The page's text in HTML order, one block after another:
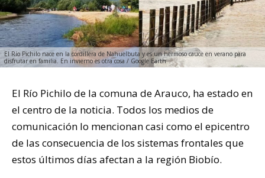
El Río Pichilo nace en la cordillera de Nahuelbuta y es un hermoso cauce en verano para
disfrutar en familia. En invierno es otra cosa / Google Earth
El Río Pichilo de la comuna de Arauco, ha estado en
el centro de la noticia. Todos los medios de
comunicación lo mencionan casi como el epicentro
de las consecuencia de los sistemas frontales que
estos últimos días afectan a la región Biobío.